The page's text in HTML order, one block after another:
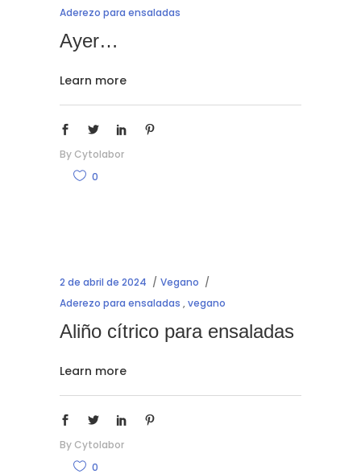
Aderezo para ensaladas
Ayer…
Learn more
By Cytolabor
0
2 de abril de 2024
Vegano
Aderezo para ensaladas ,vegano
Aliño cítrico para ensaladas
Learn more
By Cytolabor
0